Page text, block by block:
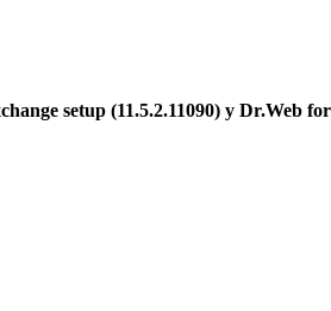
setup (11.5.2.11090) y Dr.Web